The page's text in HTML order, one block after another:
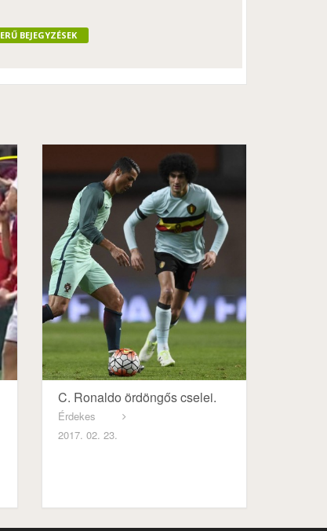
BEJEGYZÉSEK
C. Ronaldo ördöngős cselei.
Érdekes
2017. 02. 23.